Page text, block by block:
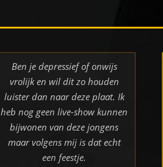
Ben je depressief of onwijs
vrolijk en wil dit zo houden
luister dan naar deze plaat. Ik
heb nog geen live-show kunnen
bijwonen van deze jongens
maar volgens mij is dat echt
een feestje.